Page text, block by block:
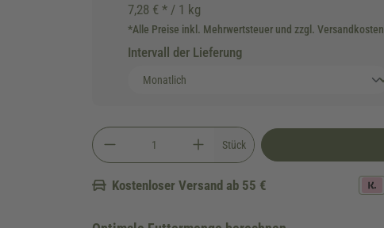
7,28 € * / 1 kg
*Alle Preise inkl. Mehrwertsteuer und zzgl. Versandkosten
Intervall der Lieferung
Stück
Kostenloser Versand ab 55 €